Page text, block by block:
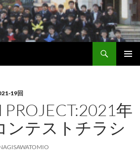
19回
PROJECT:2021年
ンテストチラシ